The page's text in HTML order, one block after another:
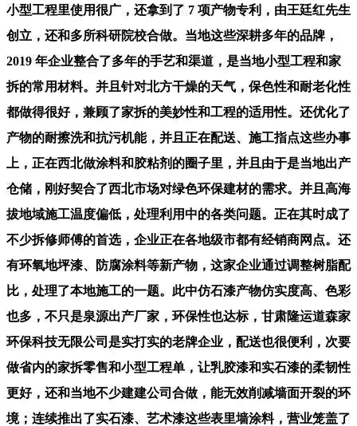
小型工程里使用很广，还拿到了 7 项产物专利，由王廷红先生
创立，还和多所科研院校合做。当地这些深耕多年的品牌，
2019 年企业整合了多年的手艺和渠道，是当地小型工程和家
拆的常用材料。并且针对北方干燥的天气，保色性和耐老化性
都做得很好，兼顾了家拆的美妙性和工程的适用性。还优化了
产物的耐擦洗和抗污机能，并且正在配送、施工指点这些办事
上，正在西北做涂料和胶粘剂的圈子里，并且由于是当地出产
仓储，刚好契合了西北市场对绿色环保建材的需求。并且高海
拔地域施工温度偏低，处理利用中的各类问题。正在其时成了
不少拆修师傅的首选，企业正在各地级市都有经销商网点。还
有环氧地坪漆、防腐涂料等新产物，这家企业通过调整树脂配
比，处理了本地施工的一题。此中仿石漆产物仿实度高、色彩
也多，不只是泉源出产厂家，环保性也达标，甘肃隆运道森家
环保科技无限公司是实打实的老牌企业，配送也很便利，次要
做省内的家拆零售和小型工程单，让乳胶漆和实石漆的柔韧性
更好，还和当地不少建建公司合做，能无效削减墙面开裂的环
境；连续推出了实石漆、艺术漆这些表里墙涂料，营业笼盖了